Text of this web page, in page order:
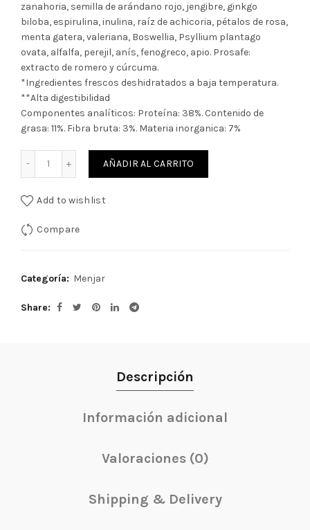
zanahoria, semilla de arándano rojo, jengibre, ginkgo
biloba, espirulina, inulina, raíz de achicoria, pétalos de rosa,
menta gatera, valeriana, Boswellia, Psyllium plantago
ovata, alfalfa, perejil, anís, fenogreco, apio. Prosafe:
extracto de romero y cúrcuma.
*Ingredientes frescos deshidratados a baja temperatura.
**Alta digestibilidad
Componentes analíticos: Proteína: 38%. Contenido de
grasa: 11%. Fibra bruta: 3%. Materia inorganica: 7%
AÑADIR AL CARRITO
Add to wishlist
Compare
Categoría: Menjar
Share
Descripción
Información adicional
Valoraciones (0)
Shipping & Delivery